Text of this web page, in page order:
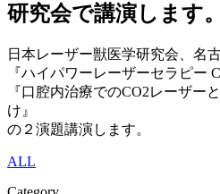
研究会で講演します。
日本レーザー獣医学研究会、名
『ハイパワーレーザーセラピー
『口腔内治療でのCO2レーザー
け』
の２演題講演します。
ALL